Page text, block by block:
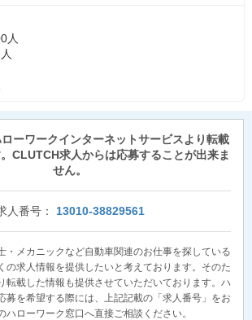
人
ーワークインターネットサービスより転載
CLUTCH求人からは応募することが出来ま
せん。
人番号： 13010-38829561
・メカニックなど自動車関連のお仕事を探している
の求人情報を提供したいと考えております。そのた
転載した情報も提供させていただいております。ハ
募を希望する際には、上記記載の「求人番号」をお
ハローワーク窓口へ直接ご相談ください。